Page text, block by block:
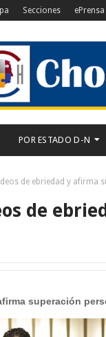
Secciones ePrensa
POR ESTADO D-N
de ebriedad y afirma
de
superación